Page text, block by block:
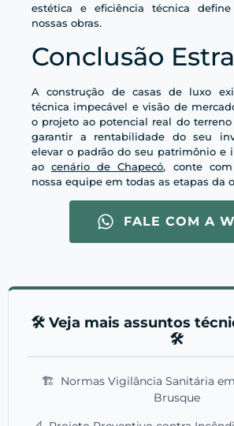
estética e eficiência técnica
nossas obras.
Conclusão
A construção de casas de luxo
técnica impecável e visão de
o projeto ao potencial real do terreno
garantir a rentabilidade do seu
elevar o padrão do seu patrimônio e
aocenário de Chapecó, conte
nossa equipe em todas as etapas da
FALE COM A
🛠️ Veja mais assuntos
🛠️
🏗️ Normas Vigilância Sanitária
Brusque